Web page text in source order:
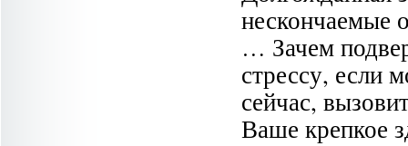
нескончаемые
… Зачем
стрессу, если
сейчас,
Ваше крепкое